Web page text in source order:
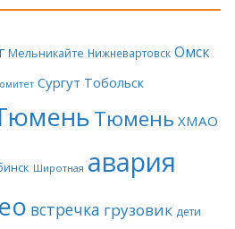
Мельникайте Нижневартовск Омск
Сургут Тобольск
Тюмень ХМАО
Широтная авария
встречка грузовик дети